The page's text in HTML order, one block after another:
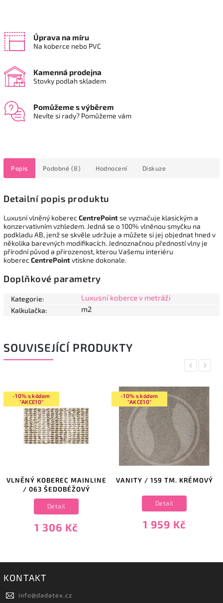
Úprava na míru
Na koberce nebo PVC
Kamenná prodejna
Stovky podlah skladem
Pomůžeme s výběrem
Nevíte si rady? Pomůžeme vám
Popis Podobné (8) Hodnocení Diskuze
Detailní popis produktu
Luxusní vlněný koberec CentrePointse vyznačuje klasickým a
konzervativním vzhledem. Jedná se o 100% vlněnou smyčku na
podkladu AB, jenž se skvěle udržuje a můžete si jej objednat hned v
několika barevných modifikacích. Jednoznačnou předností vlny je
přírodní původ a přirozenost, kterou Vašemu interiéru
koberec CentrePointvtiskne dokonale.
Doplňkové parametry
Kategorie: Luxusní koberce v metráži
Kalkulačka: m2
SOUVISEJÍCÍ PRODUKTY
Previous
-10% s kódem
"AKCE10"
VLNĚNÝ KOBEREC MAINLINE
/ 063 ŠEDOBÉŽOVÝ
1 306 Kč
Detail
-10% s kódem
"AKCE10"
VANITY / 159 TM. KRÉMOVÝ
1 959 Kč
Detail
Next
KONTAKT
info@dadatex.cz